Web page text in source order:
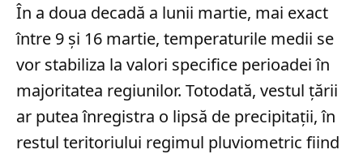
În a doua decadă a lunii martie, mai exact
între 9 și 16 martie, temperaturile medii se
vor stabiliza la valori specifice perioadei în
majoritatea regiunilor. Totodată, vestul țării
ar putea înregistra o lipsă de precipitații, în
restul teritoriului regimul pluviometric fiind